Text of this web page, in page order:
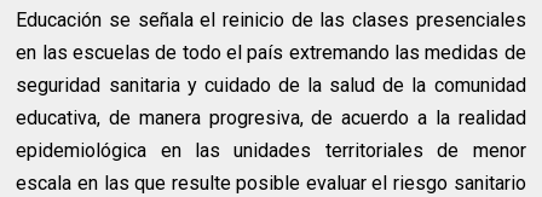
Educación se señala el reinicio de las clases presenciales
en las escuelas de todo el país extremando las medidas de
seguridad sanitaria y cuidado de la salud de la comunidad
educativa, de manera progresiva, de acuerdo a la realidad
epidemiológica en las unidades territoriales de menor
escala en las que resulte posible evaluar el riesgo sanitario